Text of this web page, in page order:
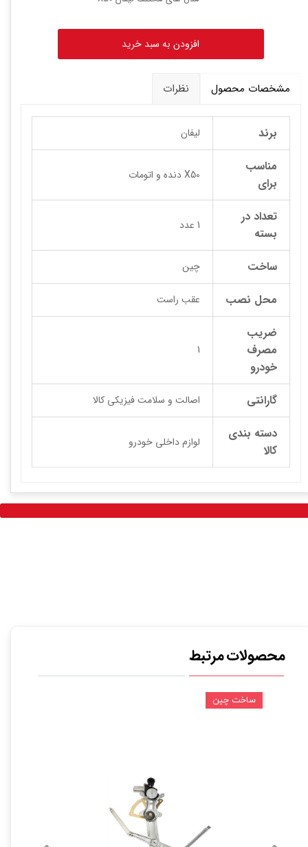
افزودن به سبد خرید
مشخصات محصول نظرات
برند لیفان
مناسب
برای
X50 دنده و اتومات
تعداد در
بسته
1 عدد
ساخت چین
محل نصب عقب راست
ضریب
مصرف
خودرو
1
گارانتی اصالت و سلامت فیزیکی کالا
دسته بندی
کالا
لوازم داخلی خودرو
محصولات مرتبط
ساخت چین